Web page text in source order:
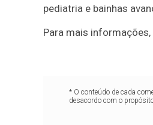
pediatria e bainhas
Para mais
* O conteúdo de cada
desacordo com o